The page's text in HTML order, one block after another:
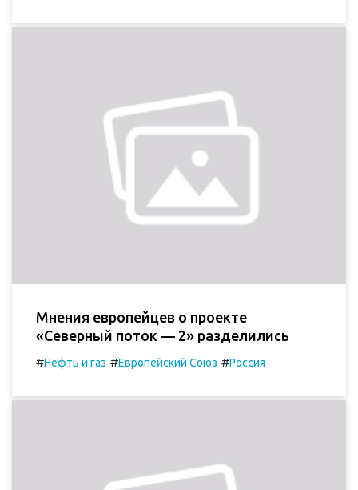
Мнения европейцев о проекте
«Северный поток — 2» разделились
#Нефть и газ #Европейский Союз #Россия